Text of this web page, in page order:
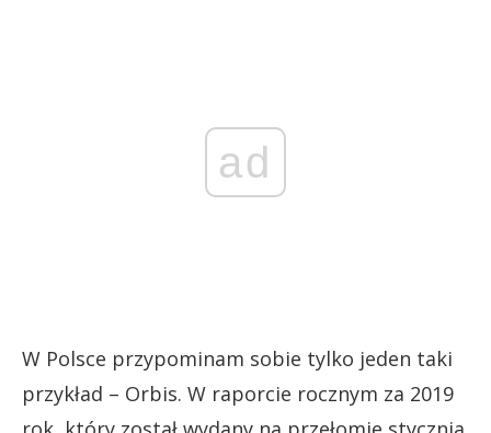
ad
W Polsce przypominam sobie tylko jeden taki
przykład – Orbis. W raporcie rocznym za 2019